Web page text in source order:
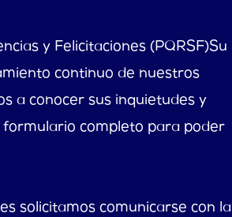
y Felicitaciones (PQRSF)Su
continuo de nuestros
a conocer sus inquietudes y
completo para poder
solicitamos comunicarse con la